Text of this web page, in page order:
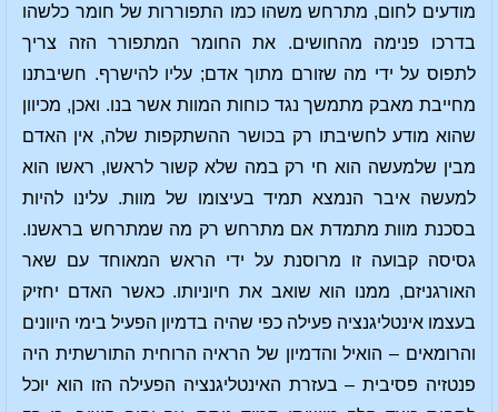
מודעים לחום, מתרחש משהו כמו התפוררות של חומר כלשהו
בדרכו פנימה מהחושים. את החומר המתפורר הזה צריך
לתפוס על ידי מה שזורם מתוך אדם; עליו להישרף. חשיבתנו
מחייבת מאבק מתמשך נגד כוחות המוות אשר בנו. ואכן, מכיוון
שהוא מודע לחשיבתו רק בכושר ההשתקפות שלה, אין האדם
מבין שלמעשה הוא חי רק במה שלא קשור לראשו, ראשו הוא
למעשה איבר הנמצא תמיד בעיצומו של מוות. עלינו להיות
בסכנת מוות מתמדת אם מתרחש רק מה שמתרחש בראשנו.
גסיסה קבועה זו מרוסנת על ידי הראש המאוחד עם שאר
האורגניזם, ממנו הוא שואב את חיוניותו. כאשר האדם יחזיק
בעצמו אינטליגנציה פעילה כפי שהיה בדמיון הפעיל בימי היוונים
והרומאים – הואיל והדמיון של הראיה הרוחית התורשתית היה
פנטזיה פסיבית – בעזרת האינטליגנציה הפעילה הזו הוא יוכל